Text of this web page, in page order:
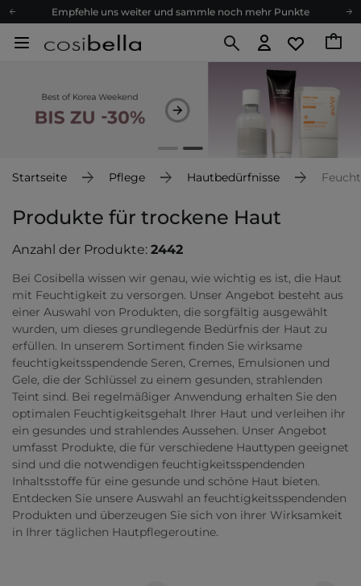
Empfehle uns weiter und sammle noch mehr Punkte
Kostenloser Versand ab 60 €
Versand nach Deutschland und Österreich
Treueprogramm
Empfehle uns weiter und sammle noch mehr Punkte
Kostenloser Versand ab 60 €
Startseite Pflege Hautbedürfnisse
Produkte für trockene Haut
Anzahl der Produkte: 2442
Bei Cosibella wissen wir genau, wie wichtig es ist, die Haut
mit Feuchtigkeit zu versorgen. Unser Angebot besteht aus
einer Auswahl von Produkten, die sorgfältig ausgewählt
wurden, um dieses grundlegende Bedürfnis der Haut zu
erfüllen. In unserem Sortiment finden Sie wirksame
feuchtigkeitsspendende Seren, Cremes, Emulsionen und
Gele, die der Schlüssel zu einem gesunden, strahlenden
Teint sind. Bei regelmäßiger Anwendung erhalten Sie den
optimalen Feuchtigkeitsgehalt Ihrer Haut und verleihen ihr
ein gesundes und strahlendes Aussehen. Unser Angebot
umfasst Produkte, die für verschiedene Hauttypen geeignet
sind und die notwendigen feuchtigkeitsspendenden
Inhaltsstoffe für eine gesunde und schöne Haut bieten.
Entdecken Sie unsere Auswahl an feuchtigkeitsspendenden
Produkten und überzeugen Sie sich von ihrer Wirksamkeit
in Ihrer täglichen Hautpflegeroutine.